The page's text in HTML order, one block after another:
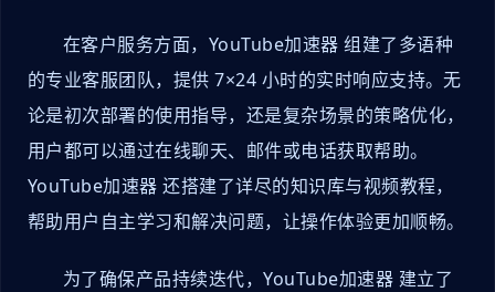
在客户服务方面，YouTube加速器 组建了多语种
的专业客服团队，提供 7×24 小时的实时响应支持。无
论是初次部署的使用指导，还是复杂场景的策略优化，
用户都可以通过在线聊天、邮件或电话获取帮助。
YouTube加速器 还搭建了详尽的知识库与视频教程，
帮助用户自主学习和解决问题，让操作体验更加顺畅。
为了确保产品持续迭代，YouTube加速器 建立了